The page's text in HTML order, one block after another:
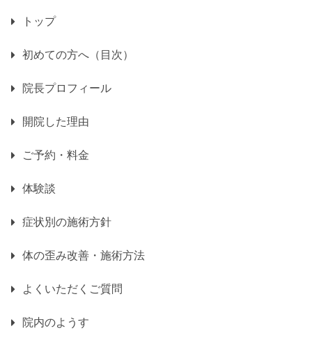
トップ
初めての方へ（目次）
院長プロフィール
開院した理由
ご予約・料金
体験談
症状別の施術方針
体の歪み改善・施術方法
よくいただくご質問
院内のようす